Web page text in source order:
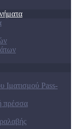
Ιματισμού Pass-
πρέσσα